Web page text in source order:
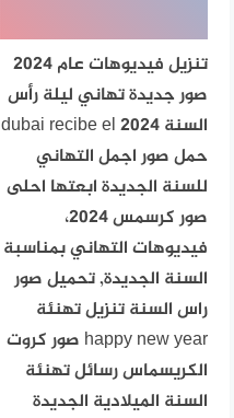
تنزيل فيديوهات عام 2024
صور جديدة تهاني ليلة رأس
السنة dubai recibe el 2024
حمل صور اجمل التهاني
للسنة الجديدة ابعتها احلى
صور كرسمس 2024،
فيديوهات التهاني بمناسبة
السنة الجديدة, تحميل صور
راس السنة تنزيل تهنئة
happy new year صور كروت
الكريسماس رسائل تهنئة
السنة الميلادية الجديدة